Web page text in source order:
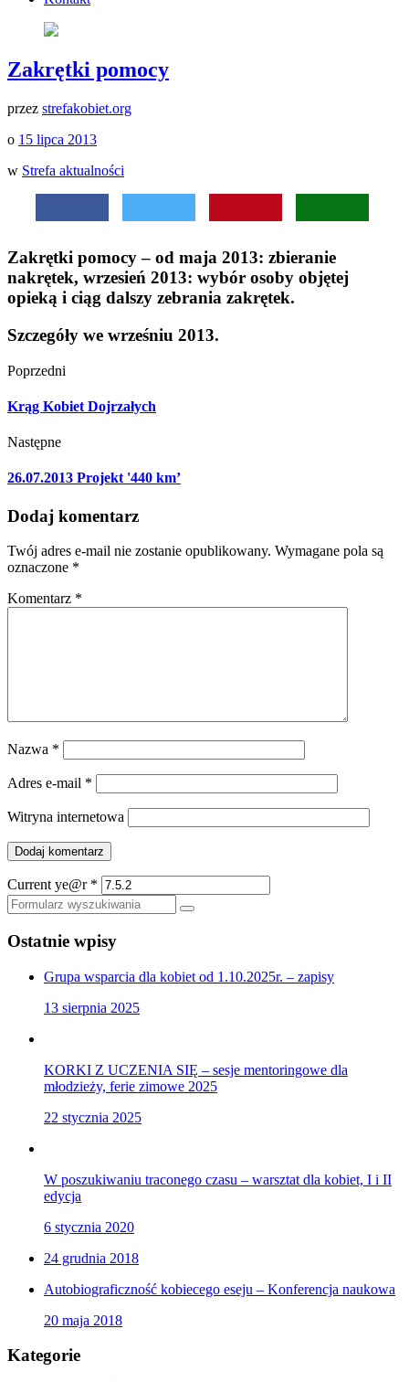
Zakrętki pomocy
przez strefakobiet.org
o 15 lipca 2013
w Strefa aktualności
Zakrętki pomocy – od maja 2013: zbieranie
nakrętek, wrzesień 2013: wybór osoby objętej
opieką i ciąg dalszy zebrania zakrętek.
Szczegóły we wrześniu 2013.
Poprzedni
Krąg Kobiet Dojrzałych
Następne
26.07.2013 Projekt '440 km’
Dodaj komentarz
Twój adres e-mail nie zostanie opublikowany. Wymagane pola są
oznaczone *
Komentarz *
Nazwa *
Adres e-mail *
Witryna internetowa
Current ye@r *
Szukaj
Ostatnie wpisy
Grupa wsparcia dla kobiet od 1.10.2025r. – zapisy
13 sierpnia 2025
KORKI Z UCZENIA SIĘ – sesje mentoringowe dla
młodzieży, ferie zimowe 2025
22 stycznia 2025
W poszukiwaniu traconego czasu – warsztat dla kobiet, I i II
edycja
6 stycznia 2020
24 grudnia 2018
Autobiograficzność kobiecego eseju – Konferencja naukowa
20 maja 2018
Kategorie